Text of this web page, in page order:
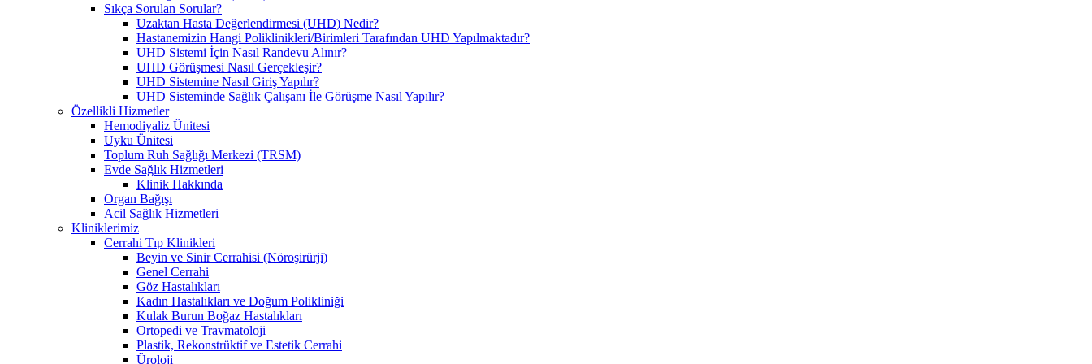
Sıkça Sorulan Sorular?
Uzaktan Hasta Değerlendirmesi (UHD) Nedir?
Hastanemizin Hangi Poliklinikleri/Birimleri Tarafından UHD Yapılmaktadır?
UHD Sistemi İçin Nasıl Randevu Alınır?
UHD Görüşmesi Nasıl Gerçekleşir?
UHD Sistemine Nasıl Giriş Yapılır?
UHD Sisteminde Sağlık Çalışanı İle Görüşme Nasıl Yapılır?
Özellikli Hizmetler
Hemodiyaliz Ünitesi
Uyku Ünitesi
Toplum Ruh Sağlığı Merkezi (TRSM)
Evde Sağlık Hizmetleri
Klinik Hakkında
Organ Bağışı
Acil Sağlık Hizmetleri
Kliniklerimiz
Cerrahi Tıp Klinikleri
Beyin ve Sinir Cerrahisi (Nöroşirürji)
Genel Cerrahi
Göz Hastalıkları
Kadın Hastalıkları ve Doğum Polikliniği
Kulak Burun Boğaz Hastalıkları
Ortopedi ve Travmatoloji
Plastik, Rekonstrüktif ve Estetik Cerrahi
Üroloji